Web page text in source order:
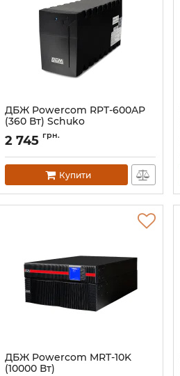
ДБЖ Powercom RPT-600AP
(360 Вт) Schuko
Артикул: 00210188
2 745 грн.
Купити
ДБЖ Powercom MRT-10K
(10000 Вт)